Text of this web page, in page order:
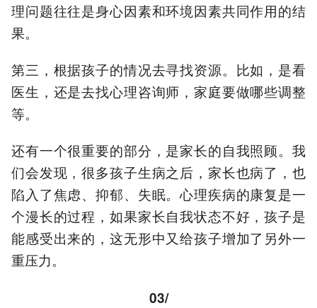
理问题往往是身心因素和环境因素共同作用的结
果。
第三，根据孩子的情况去寻找资源。比如，是看
医生，还是去找心理咨询师，家庭要做哪些调整
等。
还有一个很重要的部分，是家长的自我照顾。我
们会发现，很多孩子生病之后，家长也病了，也
陷入了焦虑、抑郁、失眠。心理疾病的康复是一
个漫长的过程，如果家长自我状态不好，孩子是
能感受出来的，这无形中又给孩子增加了另外一
重压力。
03/